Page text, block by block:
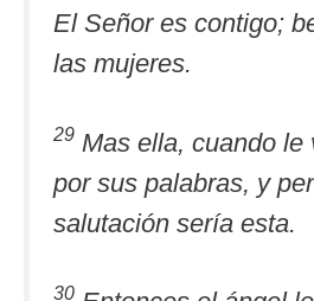
El Señor es contigo;
las mujeres.
29 Mas ella, cuando le
por sus palabras, y
salutación sería esta.
30